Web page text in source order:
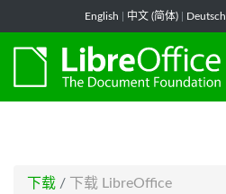
English 中文 (简体) Deutsch
下载 / 下载 LibreOffice